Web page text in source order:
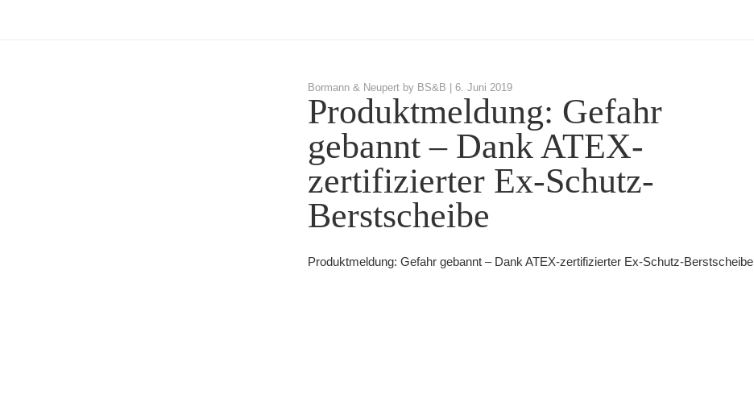
Bormann & Neupert by BS&B | 6. Juni 2019
Produktmeldung: Gefahr
gebannt – Dank ATEX-
zertifizierter Ex-Schutz-
Berstscheibe
Produktmeldung: Gefahr gebannt – Dank ATEX-zertifizierter Ex-Schutz-Berstscheibe